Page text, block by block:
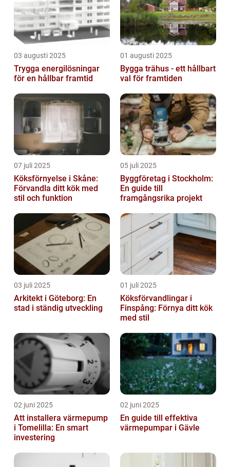
03 augusti 2025
Trygga energilösningar
för en hållbar framtid
01 augusti 2025
Bygga trähus - ett hållbart
val för framtiden
07 juli 2025
Köksförnyelse i Skåne:
Förvandla ditt kök med
stil och funktion
05 juli 2025
Byggföretag i Stockholm:
En guide till
framgångsrika projekt
03 juli 2025
Arkitekt i Göteborg: En
stad i ständig utveckling
01 juli 2025
Köksförvandlingar i
Finspång: Förnya ditt kök
med stil
02 juni 2025
Att installera värmepump
i Tomelilla: En smart
investering
02 juni 2025
En guide till effektiva
värmepumpar i Gävle